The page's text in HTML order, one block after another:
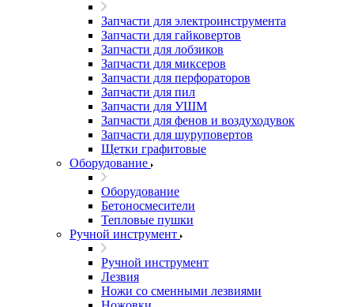
Запчасти для электроинструмента
Запчасти для гайковертов
Запчасти для лобзиков
Запчасти для миксеров
Запчасти для перфораторов
Запчасти для пил
Запчасти для УШМ
Запчасти для фенов и воздуходувок
Запчасти для шуруповертов
Щетки графитовые
Оборудование
Оборудование
Бетоносмесители
Тепловые пушки
Ручной инструмент
Ручной инструмент
Лезвия
Ножи со сменными лезвиями